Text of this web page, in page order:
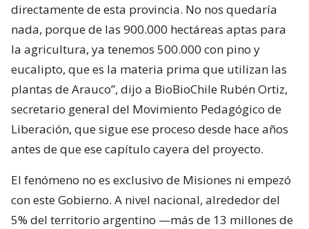
directamente de esta provincia. No nos quedaría
nada, porque de las 900.000 hectáreas aptas para
la agricultura, ya tenemos 500.000 con pino y
eucalipto, que es la materia prima que utilizan las
plantas de Arauco”, dijo a BioBioChile Rubén Ortiz,
secretario general del Movimiento Pedagógico de
Liberación, que sigue ese proceso desde hace años
antes de que ese capítulo cayera del proyecto.
El fenómeno no es exclusivo de Misiones ni empezó
con este Gobierno. A nivel nacional, alrededor del
5% del territorio argentino —más de 13 millones de